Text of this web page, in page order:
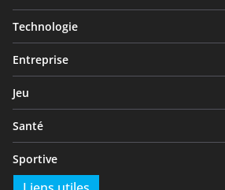
Technologie
Entreprise
Jeu
Santé
Sportive